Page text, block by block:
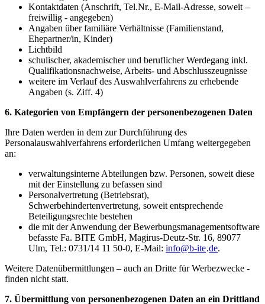
Kontaktdaten (Anschrift, Tel.Nr., E-Mail-Adresse, soweit –
freiwillig - angegeben)
Angaben über familiäre Verhältnisse (Familienstand,
Ehepartner/in, Kinder)
Lichtbild
schulischer, akademischer und beruflicher Werdegang inkl.
Qualifikationsnachweise, Arbeits- und Abschlusszeugnisse
weitere im Verlauf des Auswahlverfahrens zu erhebende
Angaben (s. Ziff. 4)
6. Kategorien von Empfängern der personenbezogenen Daten
Ihre Daten werden in dem zur Durchführung des
Personalauswahlverfahrens erforderlichen Umfang weitergegeben
an:
verwaltungsinterne Abteilungen bzw. Personen, soweit diese
mit der Einstellung zu befassen sind
Personalvertretung (Betriebsrat),
Schwerbehindertenvertretung, soweit entsprechende
Beteiligungsrechte bestehen
die mit der Anwendung der Bewerbungsmanagementsoftware
befasste Fa. BITE GmbH, Magirus-Deutz-Str. 16, 89077
Ulm, Tel.: 0731/14 11 50-0, E-Mail: info@b-ite·de.
Weitere Datenübermittlungen – auch an Dritte für Werbezwecke -
finden nicht statt.
7. Übermittlung von personenbezogenen Daten an ein Drittland